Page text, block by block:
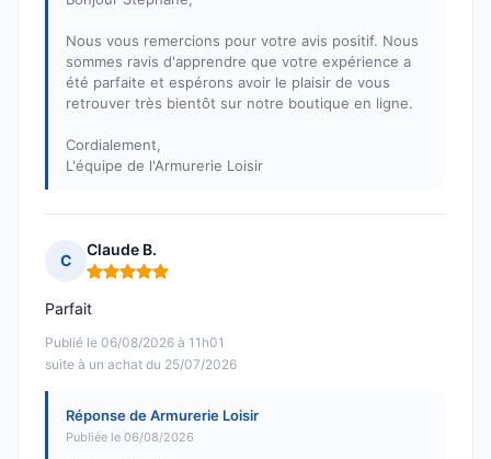
Nous vous remercions pour votre avis positif. Nous
sommes ravis d'apprendre que votre expérience a
été parfaite et espérons avoir le plaisir de vous
retrouver très bientôt sur notre boutique en ligne.
Cordialement,
L'équipe de l'Armurerie Loisir
C
Claude B.
Note : 5 sur 5
Publié le 06/08/2026 à 11h01
suite à un achat du 25/07/2026
Parfait
Réponse de Armurerie Loisir
Publiée le 06/08/2026